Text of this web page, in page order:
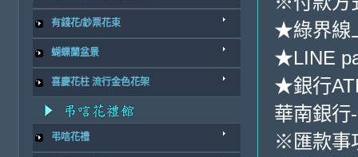
有錢花/鈔票花束
蝴蝶蘭盆景
喜慶花柱 流行金色花架
弔唁花禮
★綠界線
★LINE
★銀行
華南銀行
※匯款事